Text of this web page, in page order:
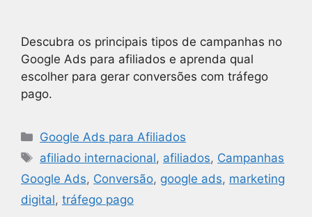
Descubra os principais tipos de campanhas no
Google Ads para afiliados e aprenda qual
escolher para gerar conversões com tráfego
pago.
Google Ads para Afiliados
afiliado internacional, afiliados, Campanhas
Google Ads, Conversão, google ads, marketing
digital, tráfego pago